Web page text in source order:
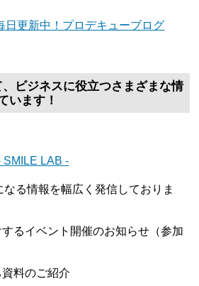
日更新中！プロデキューブログ
ビジネスに役立つさまざまな情
います！
SMILE LAB -
る情報を幅広く発信しておりま
るイベント開催のお知らせ（参加
料のご紹介